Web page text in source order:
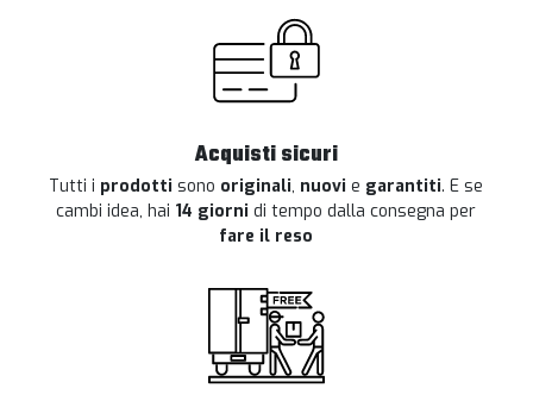
Acquisti sicuri
Tutti i prodotti sono originali, nuovi e garantiti. E se
cambi idea, hai 14 giorni di tempo dalla consegna per
fare il reso